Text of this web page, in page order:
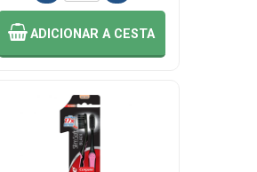
ADICIONARA CESTA